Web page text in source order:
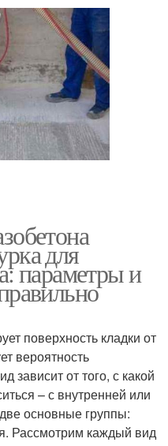
для
параметры и
поверхность кладки от
вероятность
зависит от того, с какой
– с внутренней или
основные группы:
Рассмотрим каждый вид